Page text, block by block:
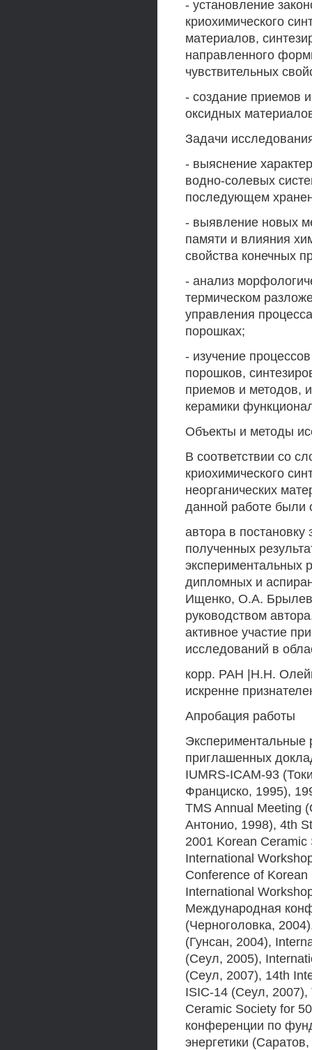
- установление
криохимического
материалов,
направленного
чувствительных
- создание приемов
оксидных
Задачи
- выяснение
водно-солевых
последующем
- выявление новых
памяти и влияния
свойства конечных
- анализ
термическом
управления
порошках;
- изучение
порошков,
приемов и методов,
керамики
Объекты и методы
В соответствии со
криохимического
неорганических
данной работе были
автора в
полученных
экспериментальных
дипломных и
Ищенко, O.A.
руководством
активное участие
исследований в
корр. РАН |Н.Н.
искренне
Апробация работы
Экспериментальные
приглашенных
IUMRS-ICAM-93
Франциско, 1995),
TMS Annual Meeting
Антонио, 1998), 4th
2001 Korean
International
Conference of
International
Международная
(Черноголовка,
(Гунсан, 2004),
(Сеул, 2005),
(Сеул, 2007), 14th
ISIC-14 (Сеул, 2007),
Ceramic Society for
конференции по
энергетики